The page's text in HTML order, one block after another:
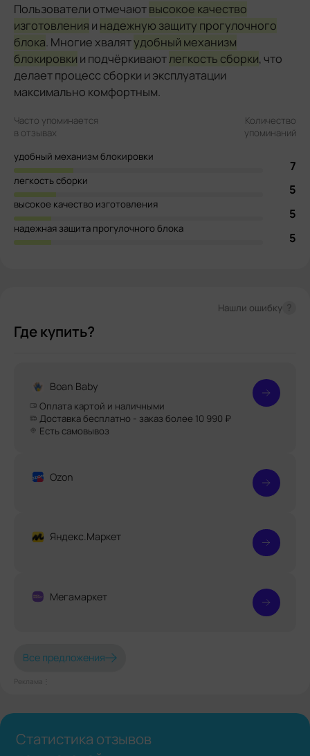
Пользователи отмечаютвысокое качество
изготовления и надежную защиту прогулочного
блока. Многие хвалятудобный механизм
блокировки и подчёркиваютлегкость сборки, что
делает процесс сборки и эксплуатации
максимально комфортным.
Часто упоминается
в отзывах
Количество
упоминаний
удобный механизм блокировки
7
легкость сборки
5
высокое качество изготовления
5
надежная защита прогулочного блока
5
Где купить?
Нашли ошибку
Boan Baby
Оплата картой и наличными
Доставка бесплатно - заказ более 10 990 ₽
Есть самовывоз
Ozon
Яндекс.Маркет
Мегамаркет
Все предложения
Реклама⋮
Статистика отзывов